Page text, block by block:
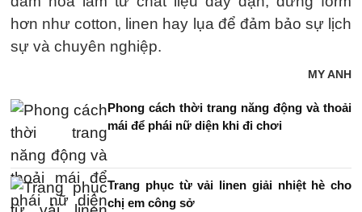
hơn như cotton, linen hay lụa để đảm bảo sự lịch
sự và chuyên nghiệp.
MY ANH
Phong cách thời trang năng động và thoải
mái để phái nữ diện khi đi chơi
Trang phục từ vải linen giải nhiệt hè cho
chị em công sở